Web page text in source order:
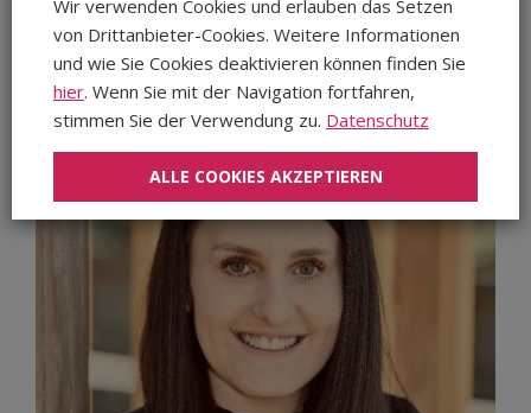
Katholische Jugend Jedes Datum
Aug 2026
Jul 2026
Jun 2026
Mai 2026
Apr 2026
Mär 2026
Feb 2026
Jan 2026
Dez 2025
Nov 2025
Wir verwenden Cookies und erlauben das Setzen
von Drittanbieter-Cookies. Weitere Informationen
und wie Sie Cookies deaktivieren können finden Sie
hier. Wenn Sie mit der Navigation fortfahren,
stimmen Sie der Verwendung zu. Datenschutz
ALLE COOKIES AKZEPTIEREN